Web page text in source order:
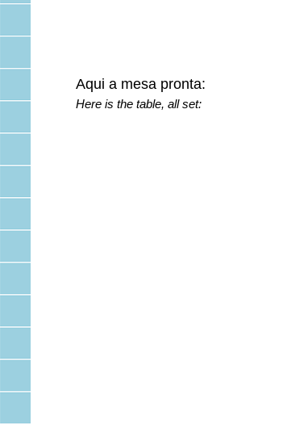
Aqui a mesa pronta:
Here is the table, all set: